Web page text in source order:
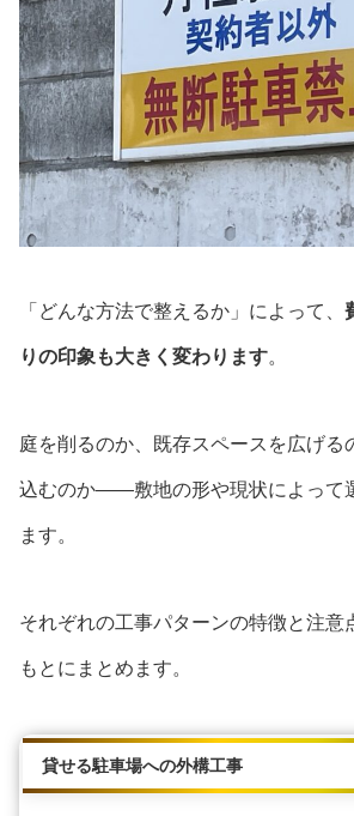
「どんな方法で整えるか」によって、
りの印象も大きく変わります。
庭を削るのか、既存スペースを広げる
込むのか——敷地の形や現状によって
ます。
それぞれの工事パターンの特徴と注意
もとにまとめます。
貸せる駐車場への外構工事